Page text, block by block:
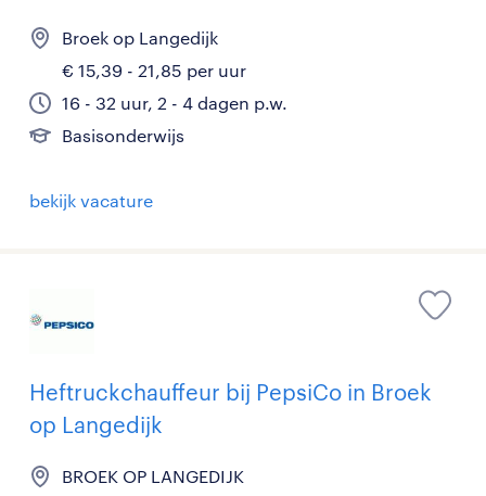
Broek op Langedijk
€ 15,39 - 21,85 per uur
16 - 32 uur, 2 - 4 dagen p.w.
Basisonderwijs
bekijk vacature
Heftruckchauffeur bij PepsiCo in Broek
op Langedijk
BROEK OP LANGEDIJK